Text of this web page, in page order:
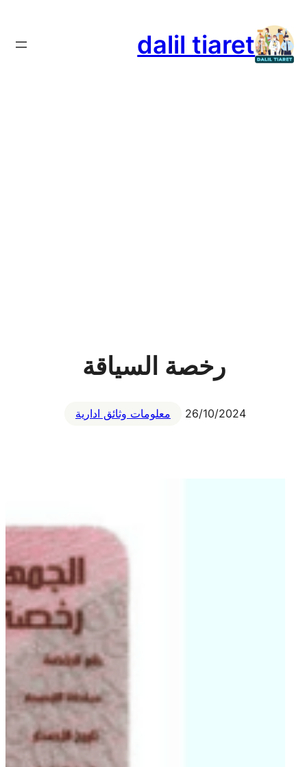
إلى
المحتوى
dalil tiaret
رخصة السياقة
26/10/2024 معلومات وثائق ادارية